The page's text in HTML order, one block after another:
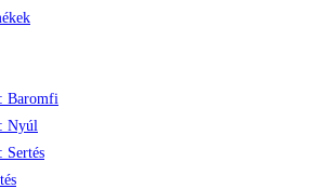
Baromfi
Nyúl
Sertés